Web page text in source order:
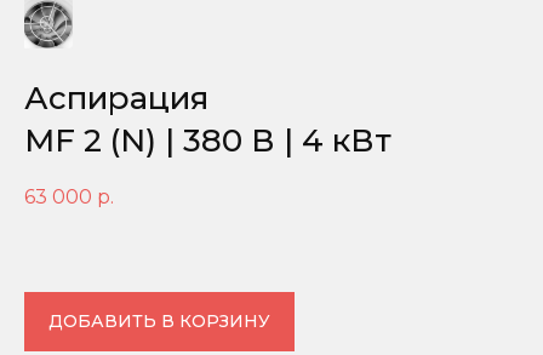
Аспирация
MF 2 (N) | 380 В | 4 кВт
63 000 р.
ДОБАВИТЬ В КОРЗИНУ